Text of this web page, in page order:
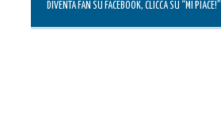
DIVENTA FAN SU FACEBOOK, CLICCA SU “MI PIACE!”